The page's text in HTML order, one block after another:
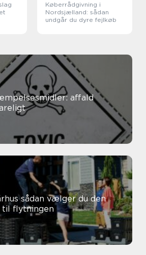
Køberrådgivning i
Nordsjælland: sådan
undgår du dyre fejlkøb
affald
du den
flytningen